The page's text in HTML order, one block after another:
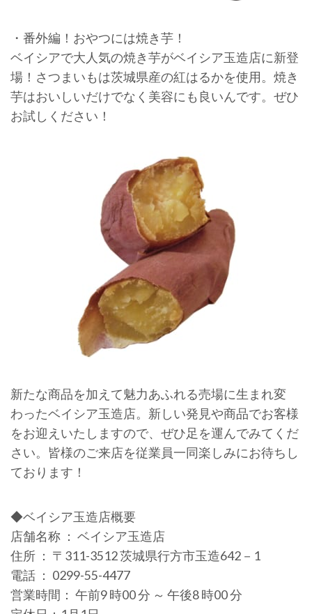
・番外編！おやつには焼き芋！
ベイシアで大人気の焼き芋がベイシア玉造店に新登
場！さつまいもは茨城県産の紅はるかを使用。焼き
芋はおいしいだけでなく美容にも良いんです。ぜひ
お試しください！
新たな商品を加えて魅力あふれる売場に生まれ変
わったベイシア玉造店。新しい発見や商品でお客様
をお迎えいたしますので、ぜひ足を運んでみてくだ
さい。皆様のご来店を従業員一同楽しみにお待ちし
ております！
◆ベイシア玉造店概要
店舗名称 ： ベイシア玉造店
住所 ： 〒311-3512 茨城県行方市玉造642－1
電話 ： 0299-55-4477
営業時間： 午前9 時00 分 ～ 午後8 時00 分